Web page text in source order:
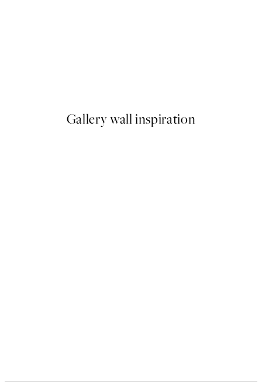
Gallery wall inspiration